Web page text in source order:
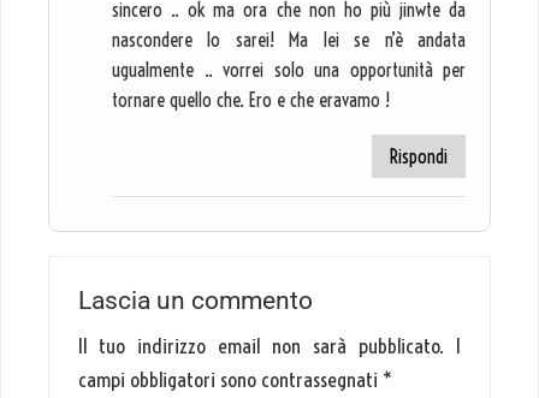
sincero .. ok ma ora che non ho più jinwte da
nascondere lo sarei! Ma lei se n’è andata
ugualmente .. vorrei solo una opportunità per
tornare quello che. Ero e che eravamo !
Rispondi
Lascia un commento
Il tuo indirizzo email non sarà pubblicato. I
campi obbligatori sono contrassegnati *